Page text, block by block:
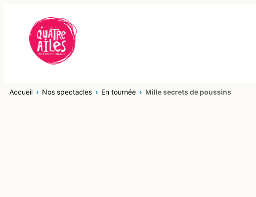
contenu
Accueil Nos spectacles En tournée Mille secrets de poussins